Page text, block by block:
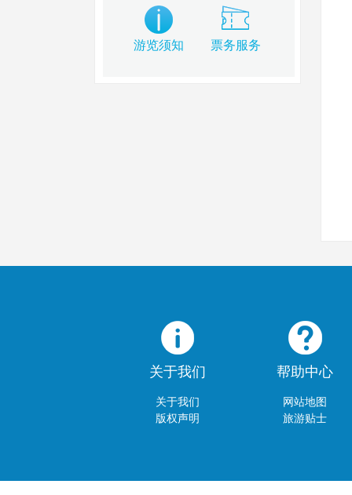
游览须知 票务服务
关于我们
关于我们
版权声明
帮助中心
网站地图
旅游贴士